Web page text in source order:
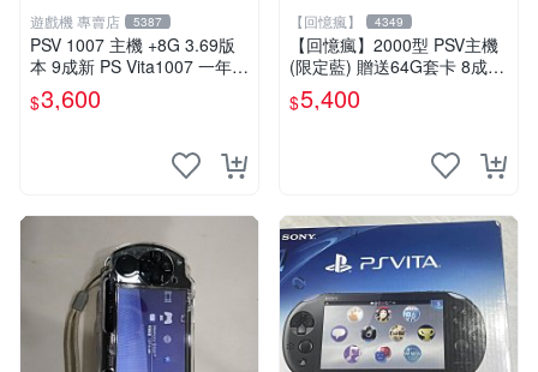
遊戲機 專賣店 5387
PSV 1007 主機 +8G 3.69版
本 9成新 PS Vita1007 一年保
修 送一款遊戲
$3,600
【回憶瘋】 4349
【回憶瘋】2000型 PSV主機
(限定藍) 贈送64G套卡 8成5
新 遊戲機 PSVITA
$5,400